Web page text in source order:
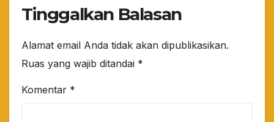
Tinggalkan Balasan
Alamat email Anda tidak akan dipublikasikan.
Ruas yang wajib ditandai *
Komentar *